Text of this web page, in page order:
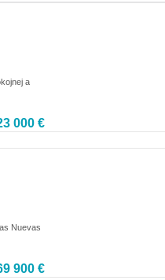
a
000 €
Nuevas
900 €